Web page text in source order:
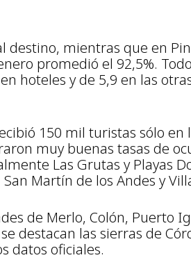
destino, mientras que en
promedió el 92,5%.
hoteles y de 5,9 en las
150 mil turistas sólo
muy buenas tasas de
Las Grutas y Playas
Martín de los Andes y
de Merlo, Colón, Puerto
destacan las sierras de
datos oficiales.